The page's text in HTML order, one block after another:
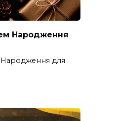
Народження
для